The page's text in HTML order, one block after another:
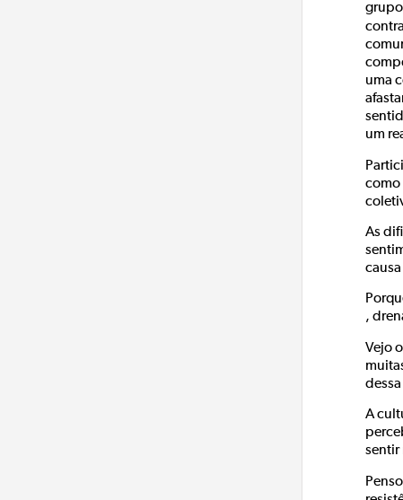
uma
um
como
As
,
Vejo
A
sentir